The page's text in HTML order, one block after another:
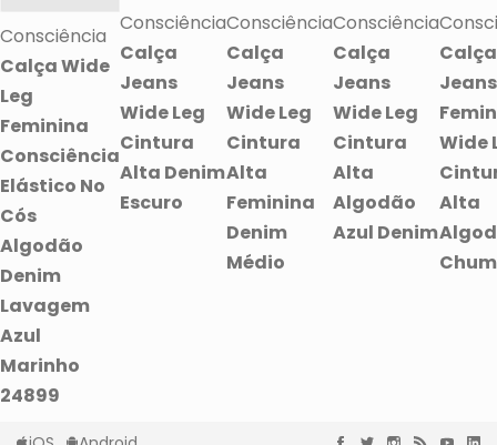
Consciência
Calça Wide
Leg
Feminina
Consciência
Elástico No
Cós
Algodão
Denim
Lavagem
Azul
Marinho
24899
Consciência
Calça
Jeans
Wide Leg
Cintura
Alta Denim
Escuro
Consciência
Calça
Jeans
Wide Leg
Cintura
Alta
Feminina
Denim
Médio
Consciência
Calça
Jeans
Wide Leg
Cintura
Alta
Algodão
Azul Denim
Calça
Jeans
Wide
Alta